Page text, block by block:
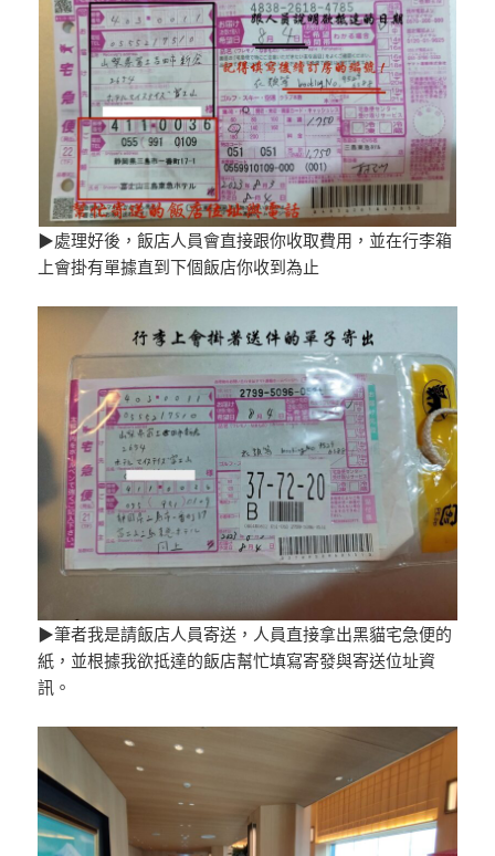
▶處理好後，飯店人員會直接跟你收取費用，並在行李箱
上會掛有單據直到下個飯店你收到為止
▶筆者我是請飯店人員寄送，人員直接拿出黑貓宅急便的
紙，並根據我欲抵達的飯店幫忙填寫寄發與寄送位址資
訊。